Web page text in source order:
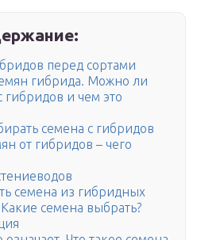
перед сортами
гибрида. Можно ли
гибридов и чем это
семена с гибридов
от гибридов – чего
семена из гибридных
семена выбрать?